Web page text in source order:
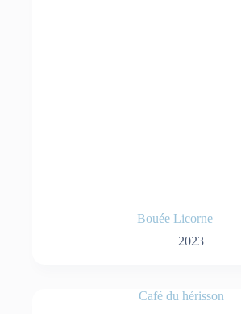
Bouée Licorne
2023